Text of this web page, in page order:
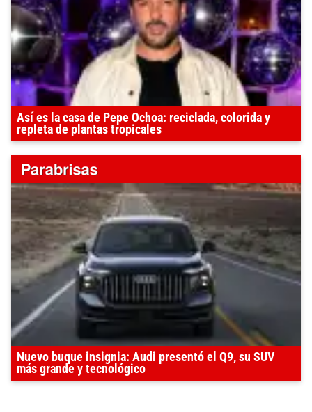
Así es la casa de Pepe Ochoa: reciclada, colorida y
repleta de plantas tropicales
Nuevo buque insignia: Audi presentó el Q9, su SUV
más grande y tecnológico